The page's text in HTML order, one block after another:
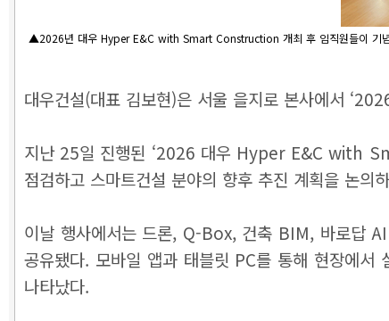
▲2026년 대우 Hyper E&C with Smart Construction 개최 후 임직원들이 기
대우건설(대표 김보현)은 서울 을지로 본사에서
지난 25일 진행된 ‘2026 대우 Hyper E&C with
점검하고 스마트건설 분야의 향후 추진 계획을 논의
이날 행사에서는 드론, Q-Box, 건축 BIM, 바로답
공유됐다. 모바일 앱과 태블릿 PC를 통해 현장에서
나타났다.